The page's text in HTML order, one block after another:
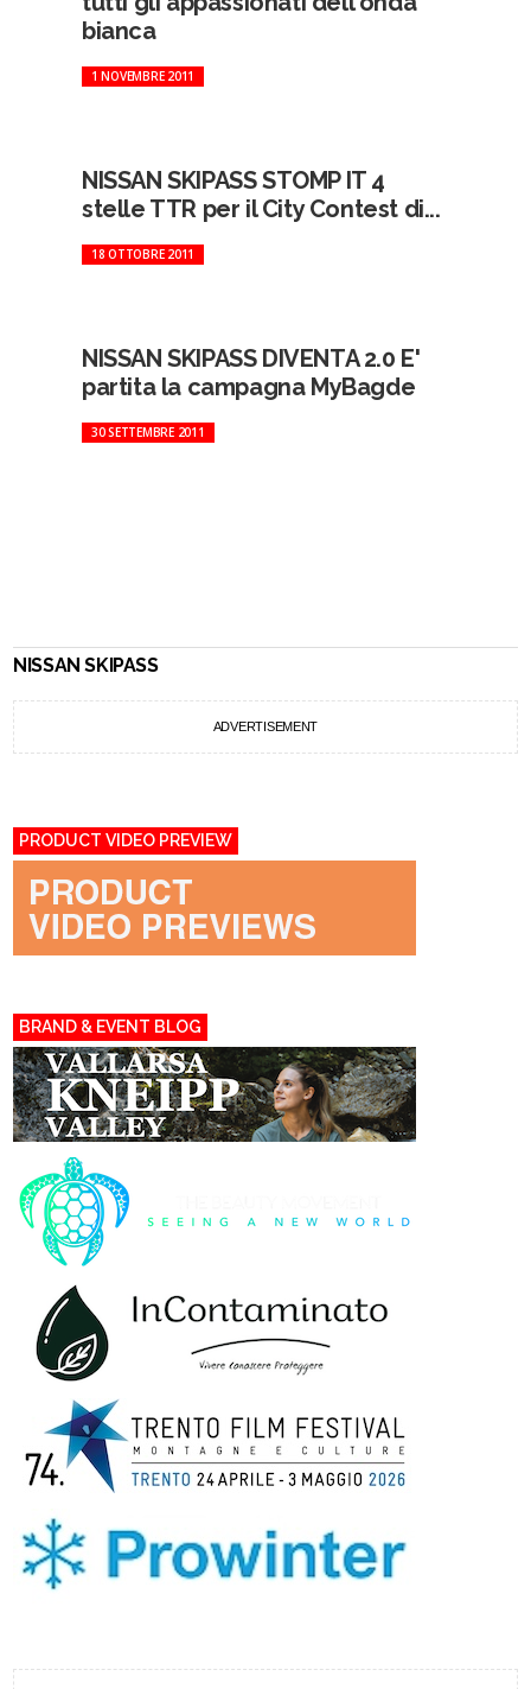
bianca
1 NOVEMBRE 2011
NISSAN SKIPASS STOMP IT 4
stelle TTR per il City Contest di...
18 OTTOBRE 2011
NISSAN SKIPASS DIVENTA 2.0 E'
partita la campagna MyBagde
30 SETTEMBRE 2011
NISSAN SKIPASS
ADVERTISEMENT
PRODUCT VIDEO PREVIEW
BRAND & EVENT BLOG